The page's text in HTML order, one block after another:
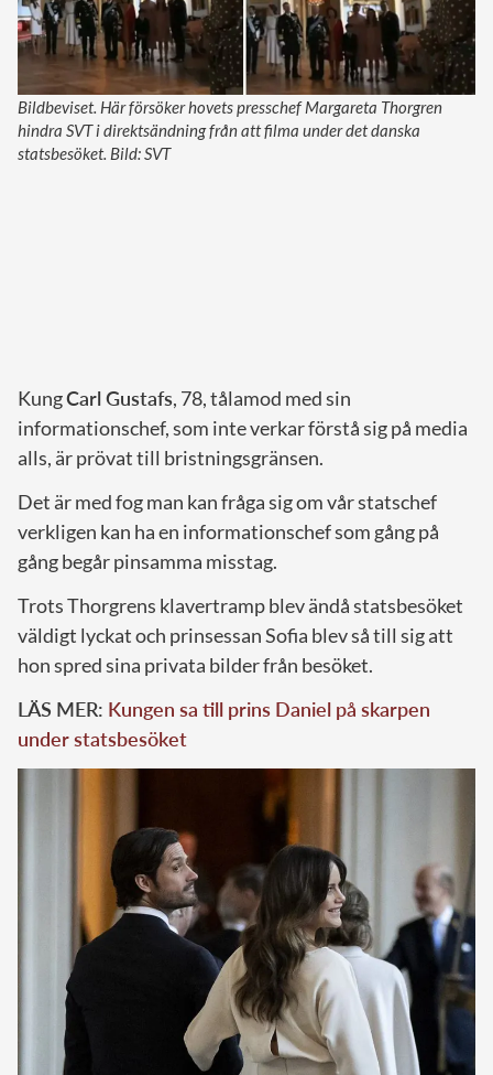
Bildbeviset. Här försöker hovets presschef Margareta Thorgren
hindra SVT i direktsändning från att filma under det danska
statsbesöket. Bild: SVT
KungCarl Gustafs, 78, tålamod med sin
informationschef, som inte verkar förstå sig på media
alls, är prövat till bristningsgränsen.
Det är med fog man kan fråga sig om vår statschef
verkligen kan ha en informationschef som gång på
gång begår pinsamma misstag.
Trots Thorgrens klavertramp blev ändå statsbesöket
väldigt lyckat och prinsessan Sofia blev så till sig att
hon spred sina privata bilder från besöket.
LÄS MER: Kungen sa till prins Daniel på skarpen
under statsbesöket